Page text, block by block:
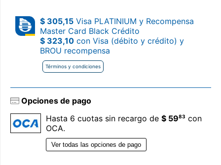
$ 305,15 Visa PLATINIUM y Recompensa
Master Card Black Crédito
$ 323,10 con Visa (débito y crédito) y
BROU recompensa
Términos y condiciones
Opciones de pago
Hasta 6 cuotas sin recargo de $ 5983 con
OCA.
Ver todas las opciones de pago